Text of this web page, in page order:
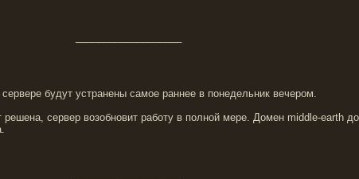
будут устранены самое раннее в понедельник вечером.
решена, сервер возобновит работу в полной мере. Домен middle-earth